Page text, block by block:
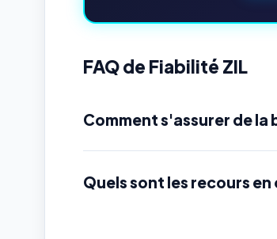
FAQ de Fiabilité ZIL
Comment s'assurer de la
Quels sont les recours en